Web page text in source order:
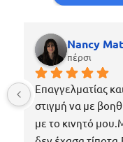
Nancy
πέρσι
Επαγγελματίας
στιγμή να με
με το κινητό